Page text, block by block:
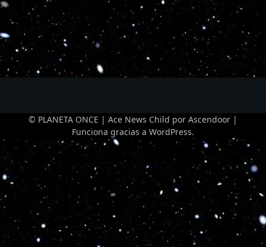
© PLANETA ONCE | Ace News Child por Ascendoor |
Funciona gracias a WordPress.
Optimized by Seraphinite Accelerator
Turns on site high speed to be attractive for people and search engines.